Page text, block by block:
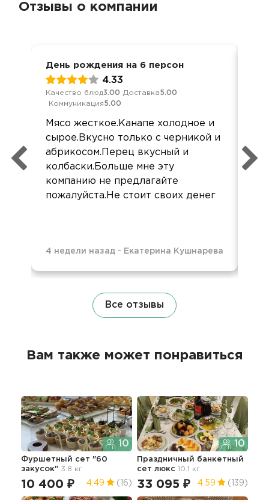
Отзывы о компании
День рождения на 6 персон
4.33
Качество блюд3.00 Доставка5.00
Коммуникация5.00
Мясо жесткое.Канапе холодное и
сырое.Вкусно только с черникой и
абрикосом.Перец вкусный и
колбаски.Больше мне эту
компанию не предлагайте
пожалуйста.Не стоит своих денег
4 недели назад - Екатерина Кушнарева
Все отзывы
Вам также может понравиться
10
Фуршетный сет "60
закусок" 3.8 кг
10 400 ₽ 4.49 (16)
10
Праздничный банкетный
сет люкс 10.1 кг
33 095 ₽ 4.59 (139)